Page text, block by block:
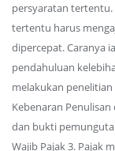
persyaratan
tertentu harus
dipercepat. Caranya
pendahuluan
melakukan
Kebenaran
dan bukti
Wajib Pajak 3. Pajak